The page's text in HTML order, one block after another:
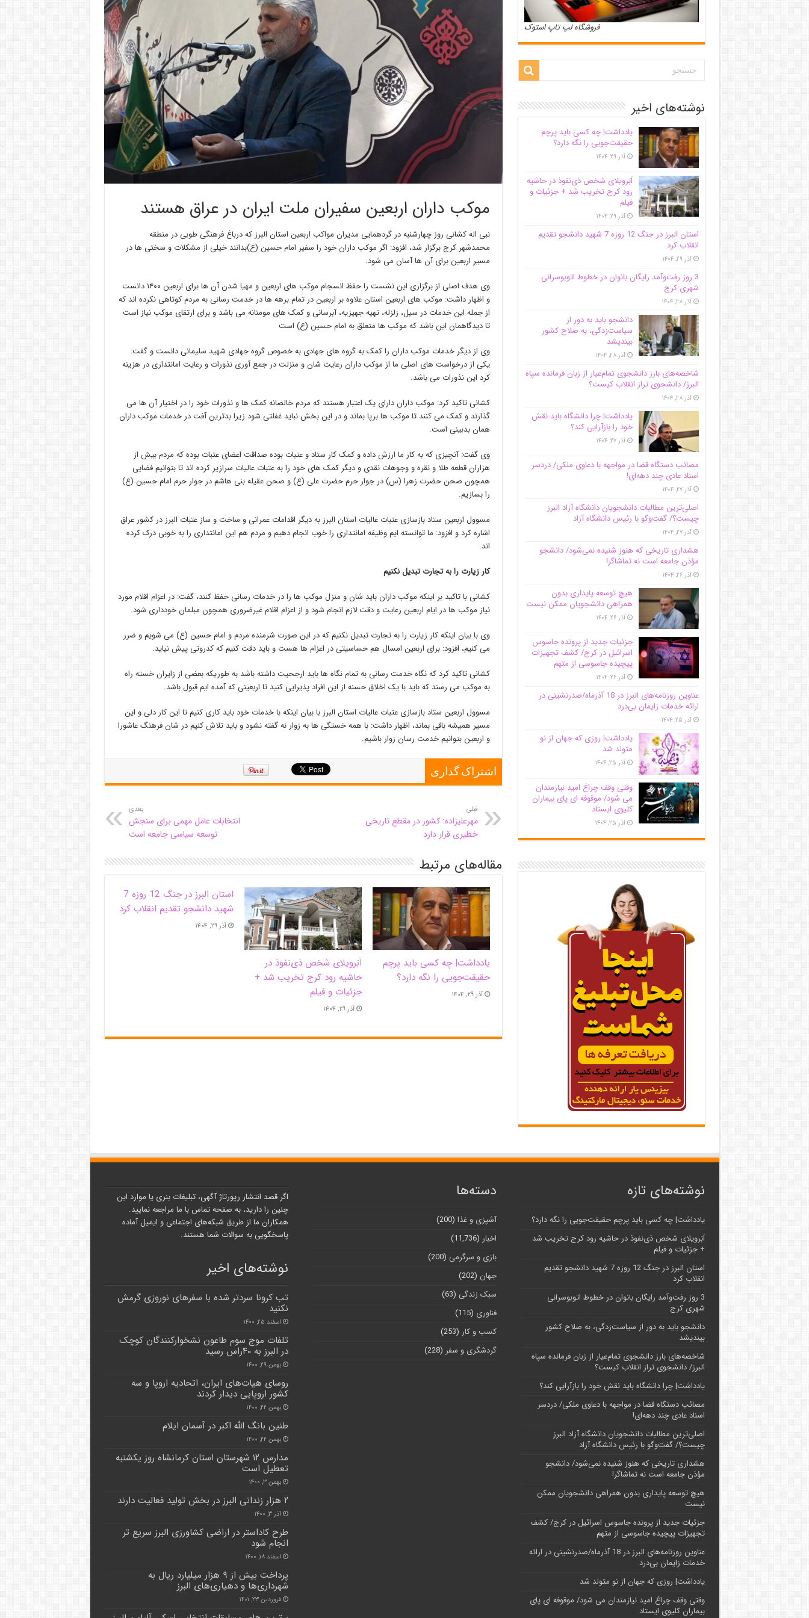
موکب داران اربعین سفیران ملت ایران در عراق هستند
نبی اله کشانی روز چهارشنبه در گردهمایی مدیران مواکب اربعین استان البرز که درباغ فرهنگی طوبی در منطقه
محمدشهر کرج برگزار شد، افزود: اگر موکب داران خود را سفیر امام حسین (ع)‌بدانند خیلی از مشکلات و سختی ها در
مسیر اربعین برای آن ها آسان می شود.
وی هدف اصلی از برگزاری این نشست را حفظ انسجام موکب های اربعین و مهیا شدن آن ها برای اربعین ۱۴۰۰ دانست
و اظهار داشت: موکب های اربعین استان علاوه بر اربعین در تمام برهه ها در خدمت رسانی به مردم کوتاهی نکرده اند که
از جمله این خدمات در سیل، زلزله، تهیه جهیزیه، آبرسانی و کمک های مومنانه می باشد و برای ارتقای موکب نیاز است
تا دیدگاهمان این باشد که موکب ها متعلق به امام حسین (ع) است
وی از دیگر خدمات موکب داران را کمک به گروه های جهادی به خصوص گروه جهادی شهید سلیمانی دانست و گفت:
یکی از درخواست های اصلی ما از موکب داران رعایت شان و منزلت در جمع آوری نذورات و رعایت امانتداری در هزینه
کرد این نذورات می باشد.
کشانی تاکید کرد: موکب داران دارای یک اعتبار هستند که مردم خالصانه کمک ها و نذورات خود را در اختیار آن ها می
گذارند و کمک می کنند تا موکب ها برپا بماند و در این بخش نباید غفلتی شود زیرا بدترین آفت در خدمات موکب داران
همان بدبینی است.
وی گفت: آنچیزی که به کار ما ارزش داده و کمک کار ستاد و عتبات بوده صداقت اعضای عتبات بوده که مردم بیش از
هزاران قطعه طلا و نقره و وجوهات نقدی و دیگر کمک های خود را به عتبات عالیات سرازیر کرده اند تا بتوانیم فضایی
همچون صحن حضرت زهرا (س) در جوار حرم حضرت علی (ع) و صحن عقیله بنی هاشم در جوار حرم امام حسین (ع)
را بسازیم.
مسوول اربعین ستاد بازسازی عتبات عالیات استان البرز به دیگر اقدامات عمرانی و ساخت و ساز عتبات البرز در کشور عراق
اشاره کرد و افزود: ما توانسته ایم وظیفه امانتداری را خوب انجام دهیم و مردم هم این امانتداری را به خوبی درک کرده
اند.
کار زیارت را به تجارت تبدیل نکنیم
کشانی با تاکید بر اینکه موکب داران باید شان و منزل موکب ها را در خدمات رسانی حفظ کنند، گفت:‌ در اعزام اقلام مورد
نیاز موکب ها در ایام اربعین رعایت و دقت لازم انجام شود و از اعزام اقلام غیرضروری همچون مبلمان خودداری شود.
وی با بیان اینکه کار زیارت را به تجارت تبدیل نکنیم که در این صورت شرمنده مردم و امام حسین (ع) می شویم و ضرر
می کنیم، افزود: برای اربعین امسال هم حساسیتی در اعزام ها هست و باید دقت کنیم که کدروتی پیش نیاید.
کشانی تاکید کرد که نگاه خدمت رسانی به تمام نگاه ها باید ارجحیت داشته باشد به طوریکه بعضی از زایران خسته راه
به موکب می رسند که باید با یک اخلاق حسنه از این افراد پذیرایی کنید تا اربعینی که آمده ایم قبول باشد.
مسوول اربعین ستاد بازسازی عتبات عالیات استان البرز با بیان اینکه با خدمات خود باید کاری کنیم تا این کار دلی و این
مسیر همیشه باقی بماند، اظهار داشت: با همه خستگی ها به زوار نه گفته نشود و باید تلاش کنیم در شان فرهنگ عاشورا
و اربعین بتوانیم خدمت رسان زوار باشیم.
اشتراک گذاری
قبلی
مهرعلیزاده: کشور در مقطع تاریخی
خطیری قرار دارد
بعدی
انتخابات عامل مهمی برای سنجش
توسعه سیاسی جامعه است
مقاله‌های مرتبط
یادداشت| ‌چه کسی باید پرچم
حقیقت‌جویی را نگه دارد؟
آذر ۲۹, ۱۴۰۴
اَبَر‌ویلای شخص ذی‌نفوذ در
حاشیه‌ رود کرج تخریب شد +
جزئیات و فیلم
آذر ۲۹, ۱۴۰۴
استان البرز در جنگ 12 روزه 7
شهید دانشجو تقدیم انقلاب کرد
آذر ۲۹, ۱۴۰۴
فروشگاه لپ تاپ استوک
نوشته‌های اخیر
یادداشت| ‌چه کسی باید پرچم
حقیقت‌جویی را نگه دارد؟
آذر ۲۹, ۱۴۰۴
اَبَر‌ویلای شخص ذی‌نفوذ در حاشیه‌
رود کرج تخریب شد + جزئیات و
فیلم
آذر ۲۹, ۱۴۰۴
استان البرز در جنگ 12 روزه 7 شهید دانشجو تقدیم
انقلاب کرد
آذر ۲۹, ۱۴۰۴
3 روز رفت‌وآمد رایگان بانوان در خطوط اتوبوسرانی
شهری کرج
آذر ۲۸, ۱۴۰۴
دانشجو باید به دور از
سیاست‌زدگی، به صلاح کشور
بیندیشد
آذر ۲۸, ۱۴۰۴
شاخصه‌های بارز دانشجوی تمام‌عیار از زبان فرمانده سپاه
البرز/ دانشجوی تراز انقلاب کیست؟
آذر ۲۸, ۱۴۰۴
یادداشت| چرا دانشگاه باید نقش
خود را بازآرایی کند؟
آذر ۲۷, ۱۴۰۴
مصائب دستگاه قضا در مواجهه با دعاوی ملکی/ دردسر
اسناد عادی چند‌ دهه‌ای!
آذر ۲۷, ۱۴۰۴
اصلی‌ترین مطالبات دانشجویان دانشگاه آزاد البرز
چیست؟/ گفت‌وگو با رئیس دانشگاه آز‌اد
آذر ۲۷, ۱۴۰۴
هشداری تاریخی که هنوز شنیده نمی‌شود/ دانشجو
مؤذن جامعه است نه تماشاگر!
آذر ۲۶, ۱۴۰۴
هیچ توسعه پایداری بدون
همراهی دانشجویان ممکن نیست
آذر ۲۶, ۱۴۰۴
جزئیات جدید از پرونده جاسوس
اسرائیل در کرج/‌ کشف تجهیزات
پیچیده جاسوسی از متهم
آذر ۲۶, ۱۴۰۴
عناوین روزنامه‌های البرز در ‌18 آذرماه/صدرنشینی در
ارائه خدمات زایمان بی‌درد
آذر ۲۵, ۱۴۰۴
یادداشت| روزی که جهان از نو
متولد شد
آذر ۲۵, ۱۴۰۴
وقتی وقف چراغ امید نیازمندان
می شود/ موقوفه ای پای بیماران
کلیوی ایستاد
آذر ۲۵, ۱۴۰۴
نوشته‌های تازه
یادداشت| ‌چه کسی باید پرچم حقیقت‌جویی را نگه دارد؟
اَبَر‌ویلای شخص ذی‌نفوذ در حاشیه‌ رود کرج تخریب شد
+ جزئیات و فیلم
استان البرز در جنگ 12 روزه 7 شهید دانشجو تقدیم
انقلاب کرد
3 روز رفت‌وآمد رایگان بانوان در خطوط اتوبوسرانی
شهری کرج
دانشجو باید به دور از سیاست‌زدگی، به صلاح کشور
بیندیشد
شاخصه‌های بارز دانشجوی تمام‌عیار از زبان فرمانده سپاه
البرز/ دانشجوی تراز انقلاب کیست؟
یادداشت| چرا دانشگاه باید نقش خود را بازآرایی کند؟
مصائب دستگاه قضا در مواجهه با دعاوی ملکی/ دردسر
اسناد عادی چند‌ دهه‌ای!
اصلی‌ترین مطالبات دانشجویان دانشگاه آزاد البرز
چیست؟/ گفت‌وگو با رئیس دانشگاه آز‌اد
هشداری تاریخی که هنوز شنیده نمی‌شود/ دانشجو
مؤذن جامعه است نه تماشاگر!
هیچ توسعه پایداری بدون همراهی دانشجویان ممکن
نیست
جزئیات جدید از پرونده جاسوس اسرائیل در کرج/‌ کشف
تجهیزات پیچیده جاسوسی از متهم
عناوین روزنامه‌های البرز در ‌18 آذرماه/صدرنشینی در ارائه
خدمات زایمان بی‌درد
یادداشت| روزی که جهان از نو متولد شد
وقتی وقف چراغ امید نیازمندان می شود/ موقوفه ای پای
بیماران کلیوی ایستاد
دسته‌ها
آشپزی و غذا (200)
اخبار (11,736)
بازی و سرگرمی (200)
جهان (202)
سبک زندگی (63)
فناوری (115)
کسب و کار (253)
گردشگری و سفر (228)
اگر قصد انتشار رپورتاژ آگهی، تبلیغات بنری یا موارد این
چنین را دارید، به صفحه تماس با ما مراجعه نمایید.
همکاران ما از طریق شبکه‌های اجتماعی و ایمیل آماده
پاسخگویی به سوالات شما هستند.
نوشته‌های اخیر
تب کرونا سردتر شده با سفرهای نوروزی گرمش
نکنید
اسفند ۲۵, ۱۴۰۰
تلفات موج سوم طاعون نشخوارکنندگان کوچک
در البرز به ۴۰راس رسید
بهمن ۲۹, ۱۴۰۰
روسای هیات‌های ایران، اتحادیه اروپا و سه
کشور اروپایی دیدار کردند
بهمن ۲۲, ۱۴۰۰
طنین بانگ الله اکبر در آسمان ایلام
بهمن ۲۲, ۱۴۰۰
مدارس ۱۲ شهرستان استان کرمانشاه روز یکشنبه
تعطیل است
بهمن ۳, ۱۴۰۰
۲ هزار زندانی البرز در بخش تولید فعالیت دارند
آذر ۳, ۱۴۰۰
طرح کاداستر در اراضی کشاورزی البرز سریع تر
انجام شود
اسفند ۱۸, ۱۴۰۰
پرداخت بیش از ۹ هزار میلیارد ریال به
شهرداری‌ها و دهیاری‌های البرز
فروردین ۲۳, ۱۴۰۱